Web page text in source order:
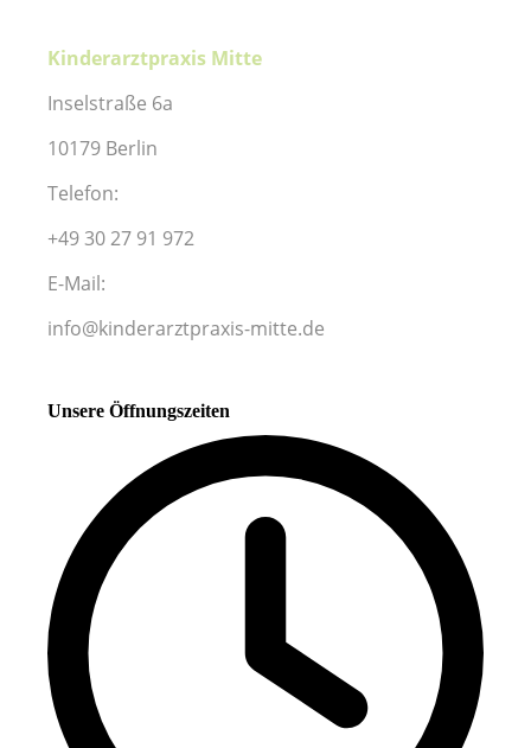
Kinderarztpraxis Mitte
Inselstraße 6a
10179 Berlin
Telefon:
+49 30 27 91 972
E-Mail:
info@kinderarztpraxis-mitte.de
Unsere Öffnungszeiten